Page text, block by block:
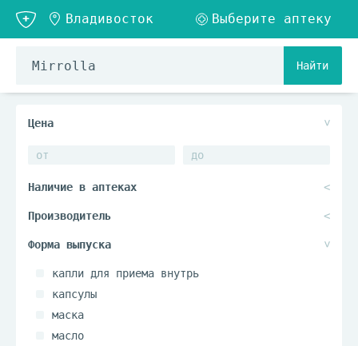
Найти
капли для приема внутрь
капсулы
маска
масло